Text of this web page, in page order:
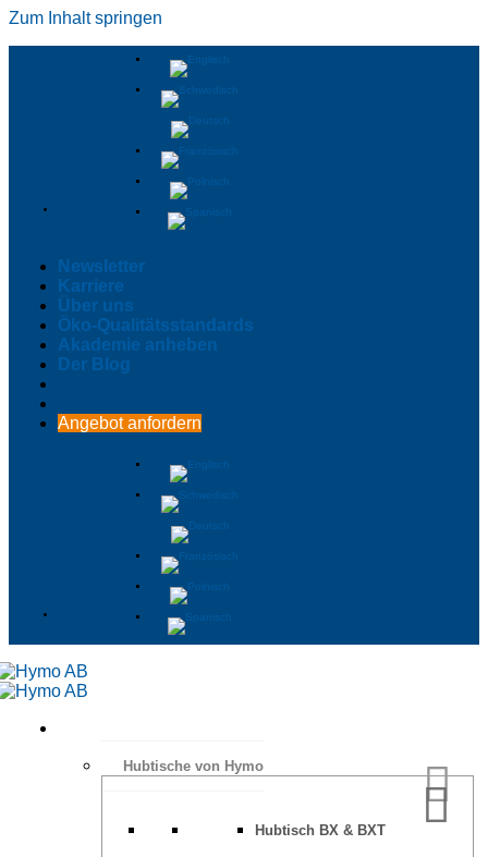
Zum Inhalt springen
Newsletter
Karriere
Über uns
Öko-Qualitätsstandards
Akademie anheben
Der Blog
Angebot anfordern
Hubtische von Hymo
Hubtisch BX & BXT